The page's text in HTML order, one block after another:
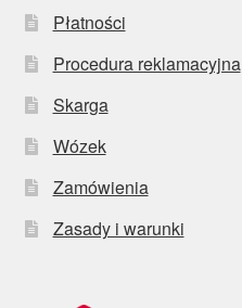
Płatności
Procedura reklamacyjna
Skarga
Wózek
Zamówienia
Zasady i warunki